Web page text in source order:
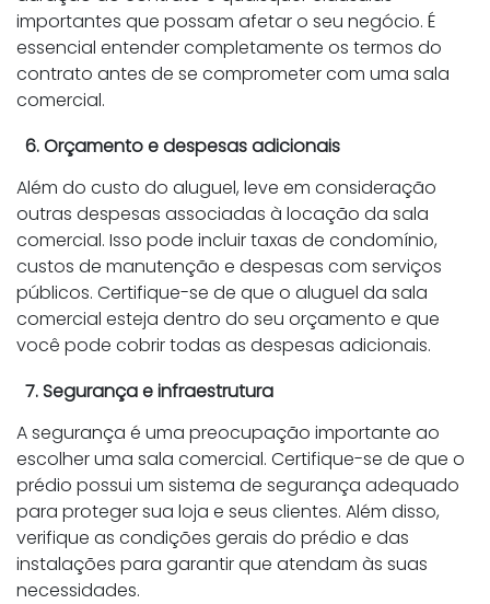
importantes que possam afetar o seu negócio. É
essencial entender completamente os termos do
contrato antes de se comprometer com uma sala
comercial.
6. Orçamento e despesas adicionais
Além do custo do aluguel, leve em consideração
outras despesas associadas à locação da sala
comercial. Isso pode incluir taxas de condomínio,
custos de manutenção e despesas com serviços
públicos. Certifique-se de que o aluguel da sala
comercial esteja dentro do seu orçamento e que
você pode cobrir todas as despesas adicionais.
7. Segurança e infraestrutura
A segurança é uma preocupação importante ao
escolher uma sala comercial. Certifique-se de que o
prédio possui um sistema de segurança adequado
para proteger sua loja e seus clientes. Além disso,
verifique as condições gerais do prédio e das
instalações para garantir que atendam às suas
necessidades.